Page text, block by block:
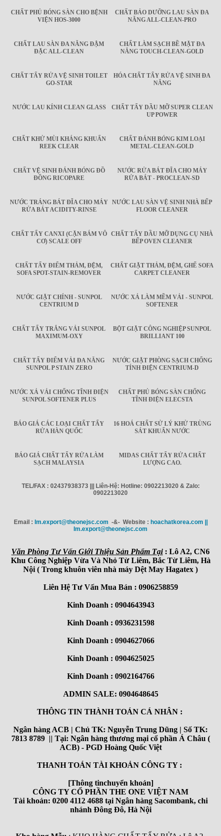
CHẤT PHỦ BÓNG SÀN CHO BỆNH
VIỆN HOS-3000
CHẤT BẢO DƯỠNG LAU SÀN ĐA
NĂNG ALL-CLEAN-PRO
CHẤT LAU SÀN ĐA NĂNG ĐẬM
ĐẶC ALL-CLEAN
CHẤT LÀM SẠCH BỀ MẶT ĐA
NĂNG TOUCH-CLEAN-GOLD
CHẤT TẨY RỬA VỆ SINH TOILET
GO-STAR
HÓA CHẤT TẨY RỬA VỆ SINH ĐA
NĂNG
NƯỚC LAU KÍNH CLEAN GLASS
CHẤT TẨY DẦU MỠ SUPER CLEAN
UP POWER
CHẤT KHỬ MÙI KHÁNG KHUẨN
REEK CLEAR
CHẤT ĐÁNH BÓNG KIM LOẠI
METAL-CLEAN-GOLD
CHẤT VỆ SINH ĐÁNH BÓNG ĐỒ
ĐỒNG RICOPARE
NƯỚC RỬA BÁT ĐĨA CHO MÁY
RỬA BÁT - PROCLEAN-SD
NƯỚC TRÁNG BÁT ĐĨA CHO MÁY
RỬA BÁT ACIDITY-RINSE
NƯỚC LAU SÀN VỆ SINH NHÀ BẾP
FLOOR CLEANER
CHẤT TẨY CANXI (CẶN BÁM VÔ
CƠ) SCALE OFF
CHẤT TẨY DẦU MỠ DỤNG CỤ NHÀ
BẾP OVEN CLEANER
CHẤT TẨY ĐIỂM THẢM, ĐỆM,
SOFA SPOT-STAIN-REMOVER
CHẤT GIẶT THẢM, ĐỆM, GHẾ SOFA
CARPET CLEANER
NƯỚC GIẶT CHÍNH - SUNPOL
CENTRIUM D
NƯỚC XẢ LÀM MỀM VẢI - SUNPOL
SOFTENER
CHẤT TẨY TRẮNG VẢI SUNPOL
MAXIMUM-OXY
BỘT GIẶT CÔNG NGHIỆP SUNPOL
BRILLIANT 100
CHẤT TẨY ĐIỂM VẢI ĐA NĂNG
SUNPOL P STAIN ZERO
NƯỚC GIẶT PHÒNG SẠCH CHỐNG
TÍNH ĐIỆN CENTRIUM-D
NƯỚC XẢ VẢI CHỐNG TĨNH ĐIỆN
SUNPOL SOFTENER PLUS
CHẤT PHỦ BÓNG SÀN CHỐNG
TĨNH ĐIỆN ELECSTA
BÁO GIÁ CÁC LOẠI CHẤT TẨY
RỬA HÀN QUỐC
16 HOÁ CHẤT SỬ LÝ KHỬ TRÙNG
SÁT KHUẨN NƯỚC
BÁO GIÁ CHẤT TẨY RỬA LÀM
SẠCH MALAYSIA
MIDAS CHẤT TẨY RỬA CHẤT
LƯỢNG CAO.
TEL/FAX : 02437938373 ||| Liên-Hệ: Hotline: 0902213020 & Zalo:
0902213020
Email : Im.export@theonejsc.com -&- Website : hoachatkorea.com ||
Im.export@theonejsc.com
Văn Phòng Tư Vấn Giới Thiệu Sản Phẩm Tại: Lô A2, CN6
Khu Công Nghiệp Vừa Và Nhỏ Từ Liêm, Bắc Từ Liêm, Hà
Nội ( Trong khuôn viên nhà máy Dệt May Hagatex )
Liên Hệ Tư Vấn Mua Bán : 0906258859
Kinh Doanh : 0904643943
Kinh Doanh : 0936231598
Kinh Doanh : 0904627066
Kinh Doanh : 0904625025
Kinh Doanh : 0902164766
ADMIN SALE: 0904648645
THÔNG TIN THÀNH TOÁN CÁ NHÂN :
Ngân hàng ACB | Chủ TK: Nguyễn Trung Dũng | Số TK:
7813 8789 || Tại: Ngân hàng thương mại cổ phần Á Châu (
ACB) - PGD Hoàng Quốc Việt
THANH TOÁN TÀI KHOẢN CÔNG TY :
[Thông tinchuyển khoản]
CÔNG TY CỔ PHẦN THE ONE VIỆT NAM
Tài khoản: 0200 4112 4688 tại Ngân hàng Sacombank, chi
nhánh Đông Đô, Hà Nội